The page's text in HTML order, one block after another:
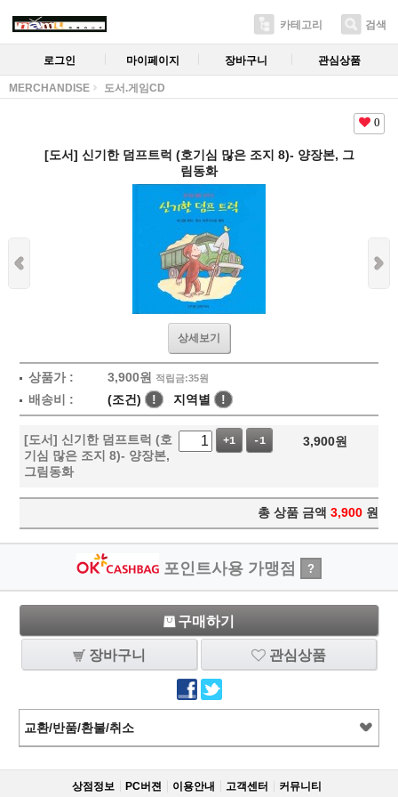
카테고리 검색
로그인 마이페이지 장바구니 관심상품
MERCHANDISE 도서.게임CD
0
[도서] 신기한 덤프트럭 (호기심 많은 조지 8)- 양장본, 그
림동화
상세보기
상품가 : 3,900원 적립금:35원
배송비 : (조건) ! 지역별 !
[도서] 신기한 덤프트럭 (호
기심 많은 조지 8)- 양장본,
그림동화
+1 -1 3,900원
총 상품 금액 3,900 원
포인트사용 가맹점 ?
구매하기
장바구니 관심상품
교환/반품/환불/취소
상점정보 PC버젼 이용안내 고객센터 커뮤니티